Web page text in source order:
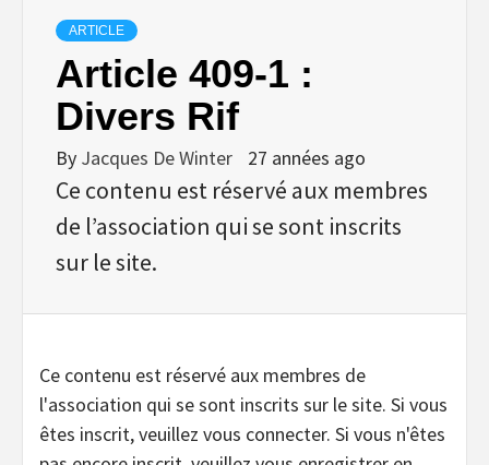
ARTICLE
Article 409-1 :
Divers Rif
By Jacques De Winter 27 années ago
Ce contenu est réservé aux membres
de l’association qui se sont inscrits
sur le site.
Ce contenu est réservé aux membres de
l'association qui se sont inscrits sur le site. Si vous
êtes inscrit, veuillez vous connecter. Si vous n'êtes